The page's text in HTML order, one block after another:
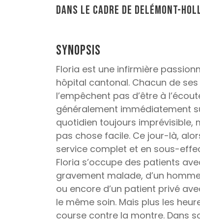
Dans le cadre de Delémont-
Synopsis
Floria est une infirmière
hôpital cantonal. Chacun de
l’empêchent pas d’être à
généralement immédiatement
quotidien toujours imprévisible,
pas chose facile. Ce jour-là,
service complet et en sous-
Floria s’occupe des patients
gravement malade, d’un
ou encore d’un patient privé
le même soin. Mais plus les
course contre la montre. Dans